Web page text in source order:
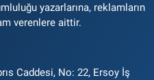
yazarlarına, reklamların
verenlere aittir.
Caddesi, No: 22, Ersoy İş